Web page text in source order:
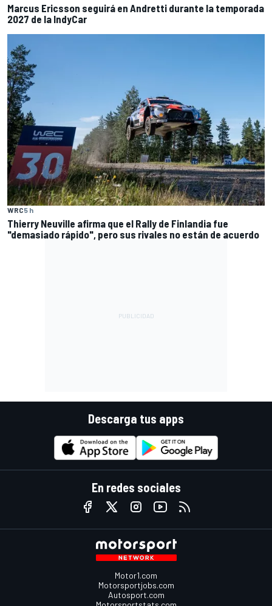
Marcus Ericsson seguirá en Andretti durante la temporada
2027 de la IndyCar
WRC5 h
Thierry Neuville afirma que el Rally de Finlandia fue
"demasiado rápido", pero sus rivales no están de acuerdo
Descarga tus apps
En redes sociales
Motor1.com
Motorsportjobs.com
Autosport.com